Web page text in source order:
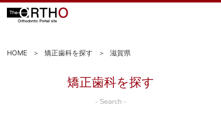
HOME 矯正歯科を探す 滋賀県
矯正歯科を探す
- Search -